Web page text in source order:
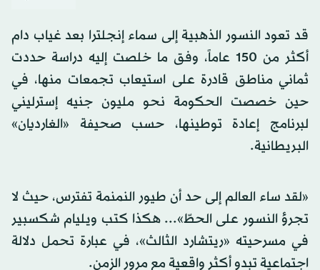
قد تعود النسور الذهبية إلى سماء إنجلترا بعد غياب دام
أكثر من 150 عاماً، وفق ما خلصت إليه دراسة حددت
ثماني مناطق قادرة على استيعاب تجمعات منها، في
حين خصصت الحكومة نحو مليون جنيه إسترليني
لبرنامج إعادة توطينها، حسب صحيفة «الغارديان»
البريطانية.
«لقد ساء العالم إلى حد أن طيور النمنمة تفترس، حيث لا
تجرؤ النسور على الحطّ»... هكذا كتب ويليام شكسبير
في مسرحيته «ريتشارد الثالث»، في عبارة تحمل دلالة
اجتماعية تبدو أكثر واقعية مع مرور الزمن.